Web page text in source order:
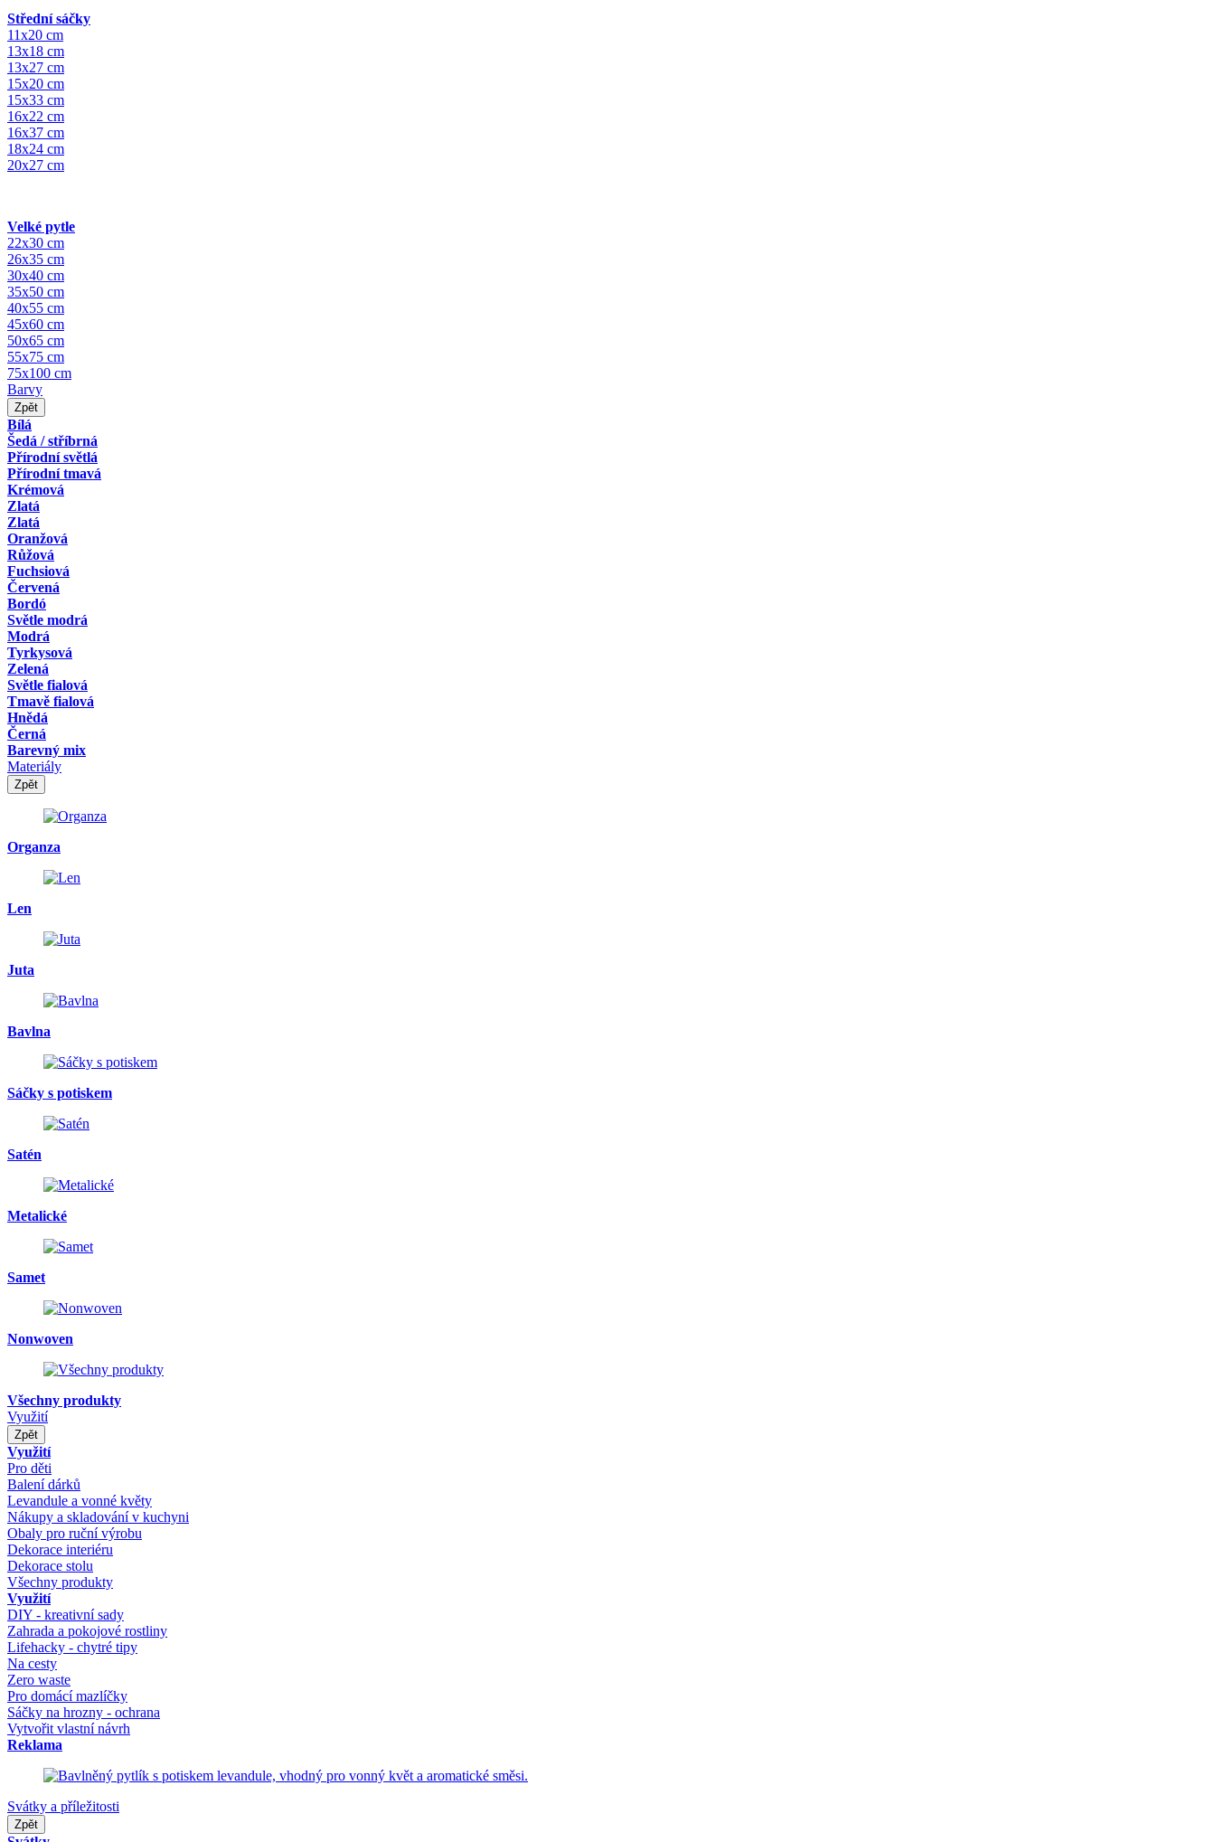
Střední sáčky
11x20 cm
13x18 cm
13x27 cm
15x20 cm
15x33 cm
16x22 cm
16x37 cm
18x24 cm
20x27 cm
Velké pytle
22x30 cm
26x35 cm
30x40 cm
35x50 cm
40x55 cm
45x60 cm
50x65 cm
55x75 cm
75x100 cm
Barvy
Zpět
Bílá
Šedá / stříbrná
Přírodní světlá
Přírodní tmavá
Krémová
Zlatá
Zlatá
Oranžová
Růžová
Fuchsiová
Červená
Bordó
Světle modrá
Modrá
Tyrkysová
Zelená
Světle fialová
Tmavě fialová
Hnědá
Černá
Barevný mix
Materiály
Zpět
Organza
Len
Juta
Bavlna
Sáčky s potiskem
Satén
Metalické
Samet
Nonwoven
Všechny produkty
Využití
Zpět
Využití
Pro děti
Balení dárků
Levandule a vonné květy
Nákupy a skladování v kuchyni
Obaly pro ruční výrobu
Dekorace interiéru
Dekorace stolu
Všechny produkty
Využití
DIY - kreativní sady
Zahrada a pokojové rostliny
Lifehacky - chytré tipy
Na cesty
Zero waste
Pro domácí mazlíčky
Sáčky na hrozny - ochrana
Vytvořit vlastní návrh
Reklama
Svátky a příležitosti
Zpět